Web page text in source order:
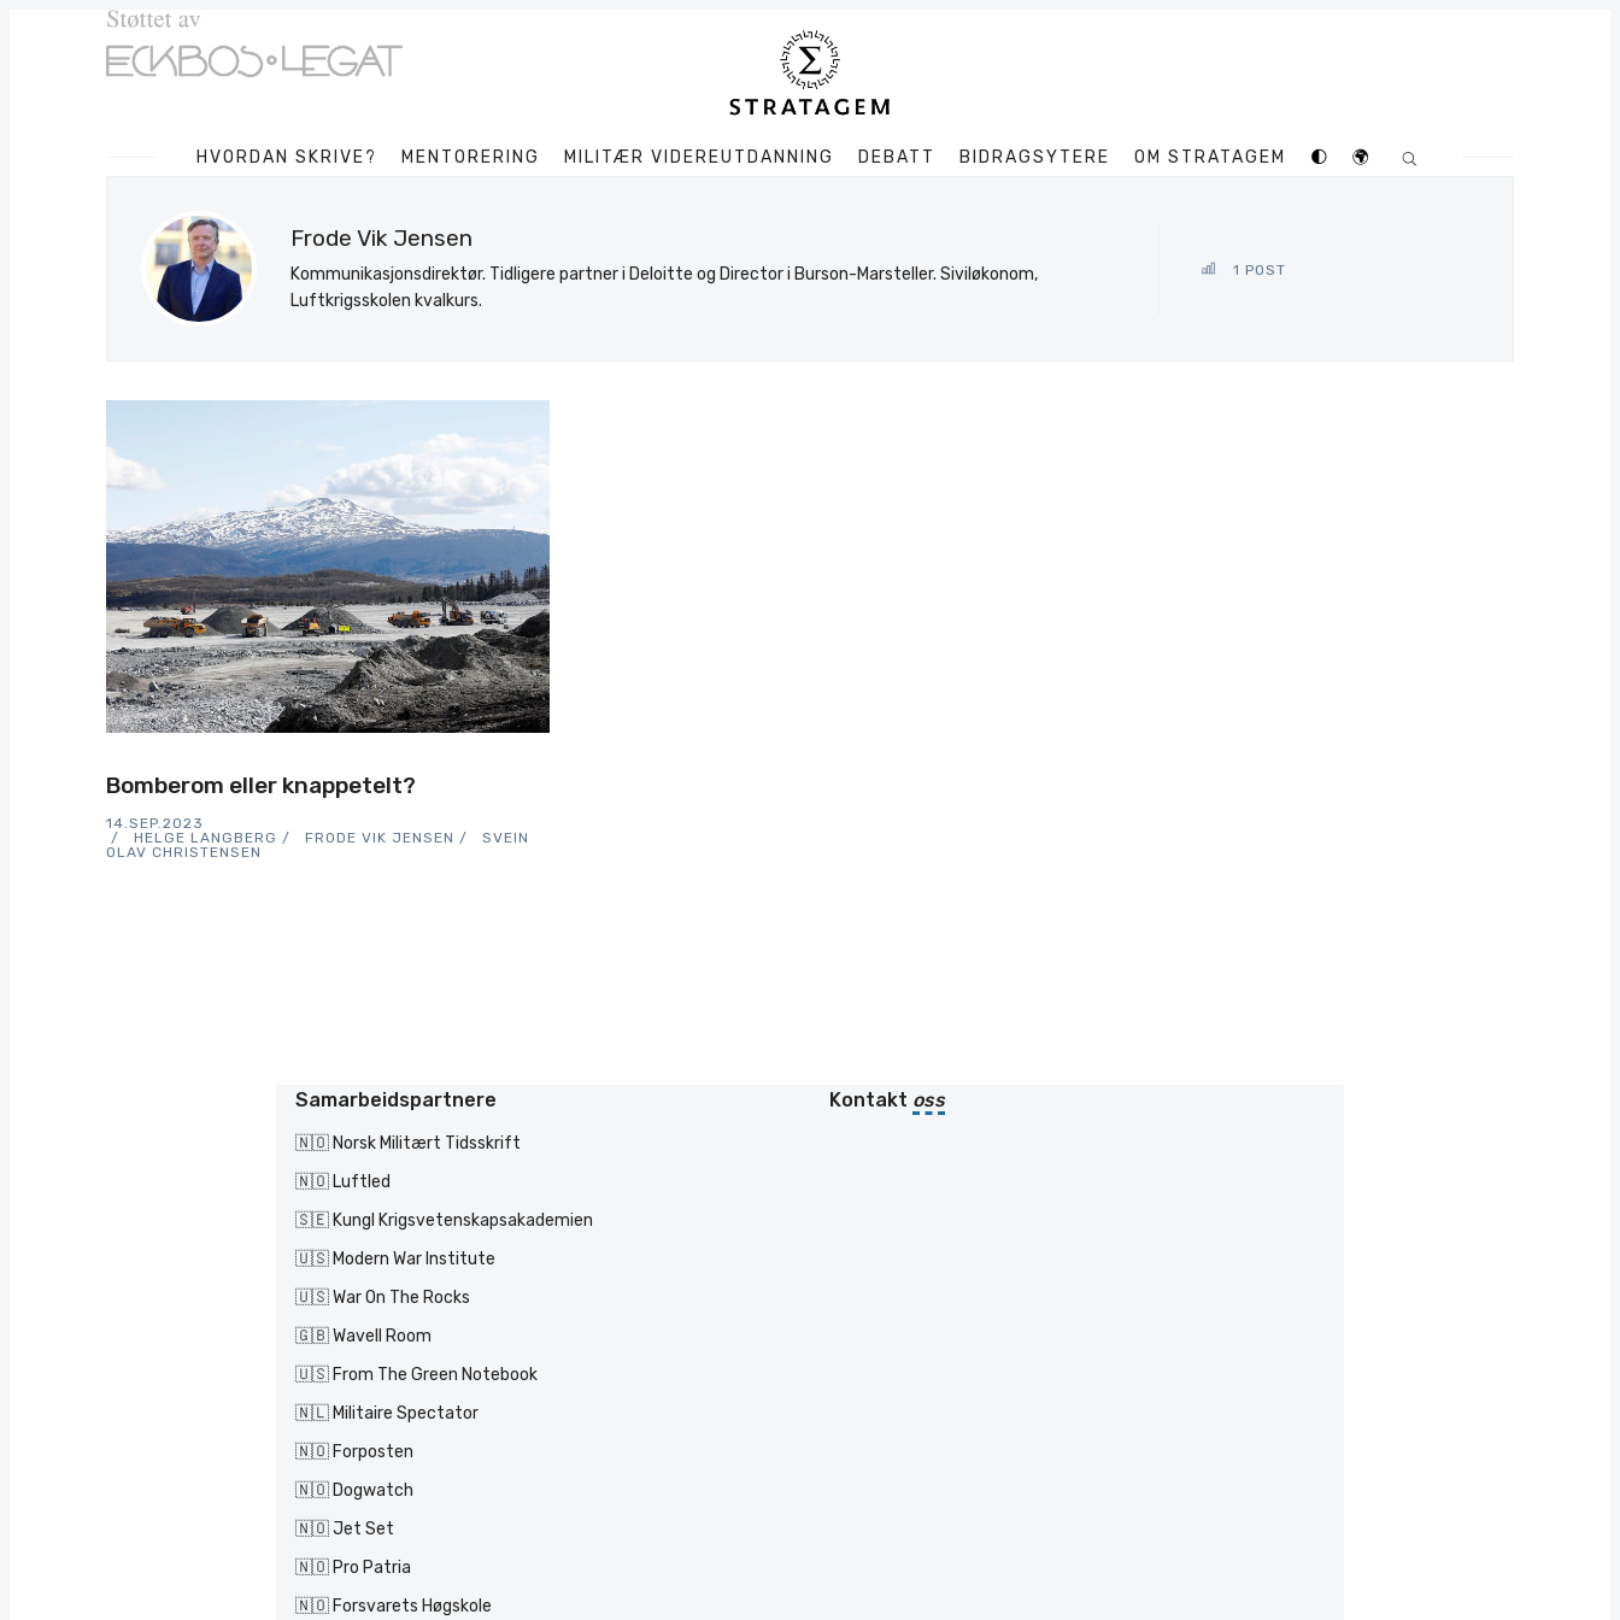
HVORDAN SKRIVE? MENTORERING MILITÆR VIDEREUTDANNING DEBATT BIDRAGSYTERE OM STRATAGEM 🌓 🌍
Søk
Frode Vik Jensen
Kommunikasjonsdirektør. Tidligere partner i Deloitte og Director i Burson-Marsteller. Siviløkonom,
Luftkrigsskolen kvalkurs.
1 POST
Bomberom eller knappetelt?
14.SEP.2023
HELGE LANGBERG
FRODE VIK JENSEN
SVEIN
OLAV CHRISTENSEN
Samarbeidspartnere
🇳🇴 Norsk Militært Tidsskrift
🇳🇴 Luftled
🇸🇪 Kungl Krigsvetenskapsakademien
🇺🇸 Modern War Institute
🇺🇸 War On The Rocks
🇬🇧 Wavell Room
🇺🇸 From The Green Notebook
🇳🇱 Militaire Spectator
🇳🇴 Forposten
🇳🇴 Dogwatch
🇳🇴 Jet Set
🇳🇴 Pro Patria
🇳🇴 Forsvarets Høgskole
Kontakt oss